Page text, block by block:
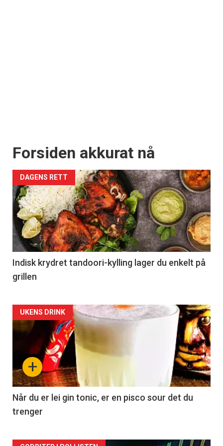
Forsiden akkurat nå
DAGENS RETT
Indisk krydret tandoori-kylling lager du enkelt på
grillen
Forsiden
akkurat
nå
-
2
+
UKENS DRINK
Når du er lei gin tonic, er en pisco sour det du
trenger